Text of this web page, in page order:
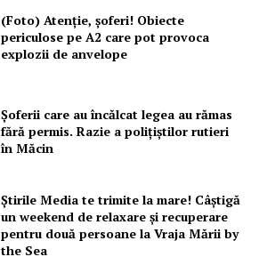
(Foto) Atenție, șoferi! Obiecte
periculose pe A2 care pot provoca
explozii de anvelope
Șoferii care au încălcat legea au rămas
fără permis. Razie a polițiștilor rutieri
în Măcin
Știrile Media te trimite la mare! Câștigă
un weekend de relaxare și recuperare
pentru două persoane la Vraja Mării by
the Sea